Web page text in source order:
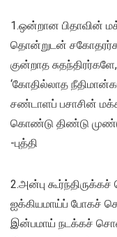
1.ஒன்றான பிதாவின்
தொன்றுடன்
குன்றாத
‘கோதில்லாத
சண்டாளப் பசாசின்
கொண்டு திண்டு
-புத்தி
2.அன்பு
ஐக்கியமாய்ப் போகச்
இன்பமாய் நடக்கச்